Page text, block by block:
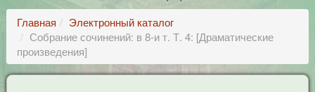
Главная
Электронный каталог
Собрание сочинений: в 8-и т. Т. 4: [Драматические
произведения]